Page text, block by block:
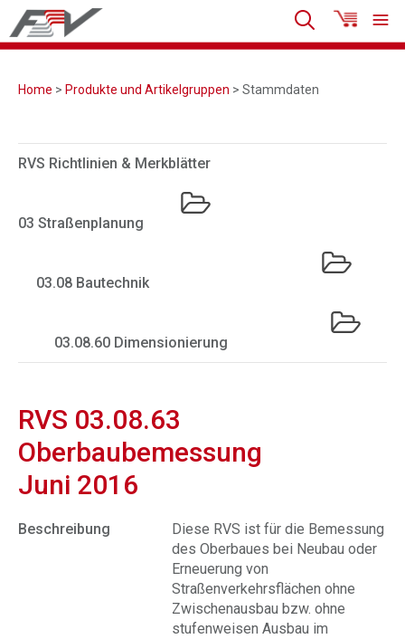
Home > Produkte und Artikelgruppen > Stammdaten
RVS Richtlinien & Merkblätter
03 Straßenplanung
03.08 Bautechnik
03.08.60 Dimensionierung
RVS 03.08.63
Oberbaubemessung
Juni 2016
Beschreibung
Diese RVS ist für die Bemessung
des Oberbaues bei Neubau oder
Erneuerung von
Straßenverkehrsflächen ohne
Zwischenausbau bzw. ohne
stufenweisen Ausbau im